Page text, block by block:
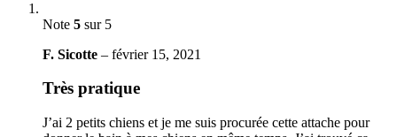
Note 5 sur 5
F. Sicotte – février 15, 2021
Très pratique
J’ai 2 petits chiens et je me suis procurée cette attache pour